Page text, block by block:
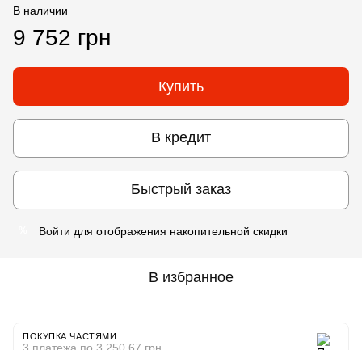
В наличии
9 752 грн
Купить
В кредит
Быстрый заказ
Войти для отображения накопительной скидки
В избранное
ПОКУПКА ЧАСТЯМИ
3 платежа по 3 250.67 грн